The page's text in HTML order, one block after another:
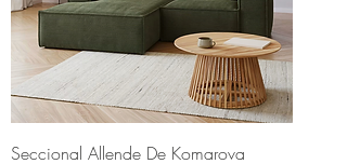
Seccional Allende De Komarova